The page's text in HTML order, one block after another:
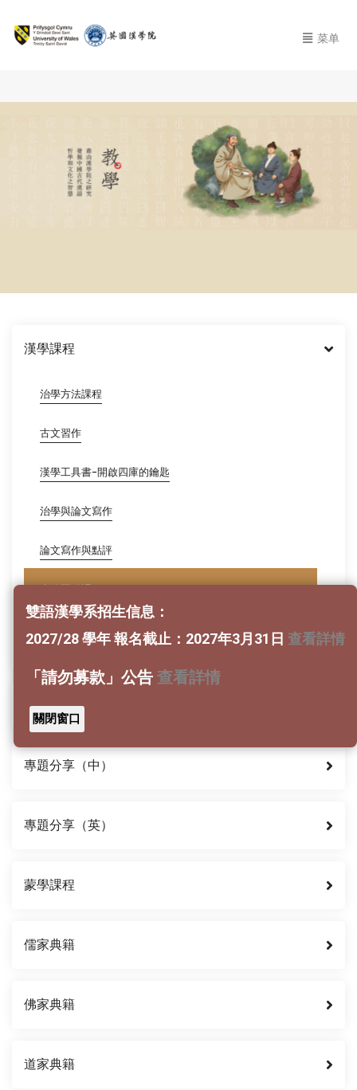
菜单
漢學課程
治學方法課程
古文習作
漢學工具書-開啟四庫的鑰匙
治學與論文寫作
論文寫作與點評
古籍圈點課程
中國文學史
社會教育
專題分享（中）
專題分享（英）
蒙學課程
儒家典籍
佛家典籍
道家典籍
雙語漢學系招生信息：
2027/28 學年 報名截止：2027年3月31日 查看詳情
「請勿募款」公告 查看詳情
關閉窗口